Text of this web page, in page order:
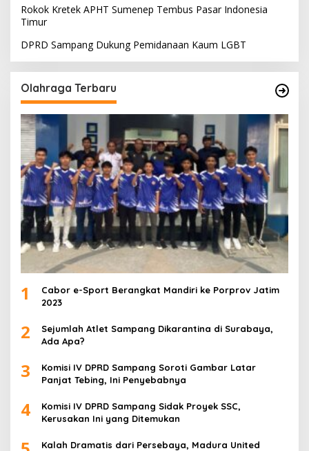
Rokok Kretek APHT Sumenep Tembus Pasar Indonesia
Timur
DPRD Sampang Dukung Pemidanaan Kaum LGBT
Olahraga Terbaru
1
Cabor e-Sport Berangkat Mandiri ke Porprov Jatim
2023
2
Sejumlah Atlet Sampang Dikarantina di Surabaya,
Ada Apa?
3
Komisi IV DPRD Sampang Soroti Gambar Latar
Panjat Tebing, Ini Penyebabnya
4
Komisi IV DPRD Sampang Sidak Proyek SSC,
Kerusakan Ini yang Ditemukan
Kalah Dramatis dari Persebaya, Madura United